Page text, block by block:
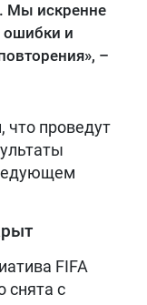
Мы искренне
ошибки и
–
что проведут
FIFA
снята с